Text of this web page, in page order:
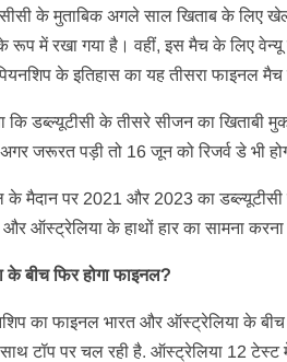
के मुताबिक अगले साल खिताब के लिए
के रूप में रखा गया है। वहीं, इस मैच के लिए
के इतिहास का यह तीसरा फाइनल
कि डब्ल्यूटीसी के तीसरे सीजन का खिताबी
अगर जरूरत पड़ी तो 16 जून को रिजर्व डे भी
पर 2021 और 2023 का डब्ल्यूटीसी
ऑस्ट्रेलिया के हाथों हार का सामना करना
के बीच फिर होगा फाइनल?
का फाइनल भारत और ऑस्ट्रेलिया के
टॉप पर चल रही है. ऑस्ट्रेलिया 12